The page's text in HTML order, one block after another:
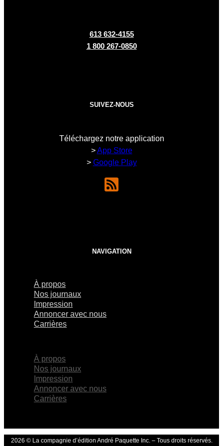
613 632-4155
1 800 267-0850
SUIVEZ-NOUS
Téléchargez notre application
>App Store
> Google Play
NAVIGATION
À propos
Nos journaux
Impression
Annoncer avec nous
Carrières
À propos
Nos journaux
Impression
Annoncer avec nous
Carrières
2026 © La compagnie d’édition André Paquette Inc. – Tous droits réservés.